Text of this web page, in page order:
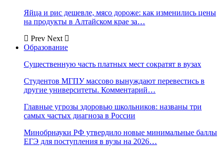
Яйца и рис дешевле, мясо дороже: как изменились цены
на продукты в Алтайском крае за…
Prev Next
Образование
Существенную часть платных мест сократят в вузах
Студентов МГПУ массово вынуждают перевестись в
другие университеты. Комментарий…
Главные угрозы здоровью школьников: названы три
самых частых диагноза в России
Минобрнауки РФ утвердило новые минимальные баллы
ЕГЭ для поступления в вузы на 2026…